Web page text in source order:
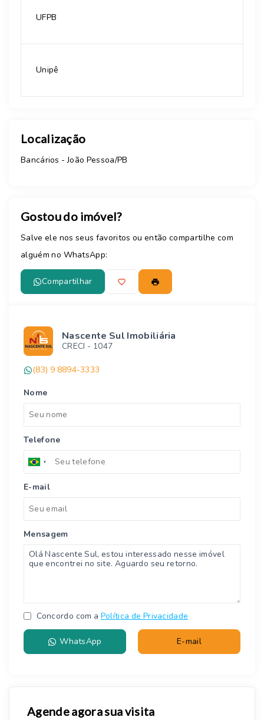
UFPB
Unipê
Localização
Bancários - João Pessoa/PB
Gostou do imóvel?
Salve ele nos seus favoritos ou então compartilhe com
alguém no WhatsApp:
Compartilhar
Nascente Sul Imobiliária
CRECI - 1047
(83) 9 8894-3333
Nome
Telefone
E-mail
Mensagem
Concordo com a Política de Privacidade
WhatsApp E-mail
Agende agora sua visita